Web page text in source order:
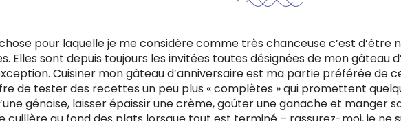
chose pour laquelle je me considère comme très chanceuse c’est
Elles sont depuis toujours les invitées toutes désignées de mon gâteau
Cuisiner mon gâteau d’anniversaire est ma partie préférée de
de tester des recettes un peu plus « complètes » qui promettent
génoise, laisser épaissir une crème, goûter une ganache et manger